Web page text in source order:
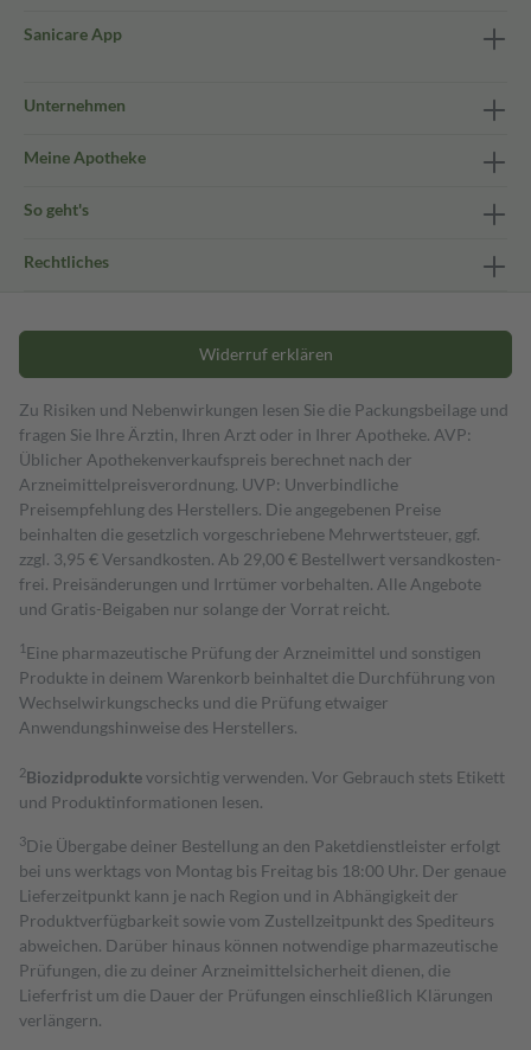
Sanicare App
Unternehmen
Meine Apotheke
So geht's
Rechtliches
Widerruf erklären
Zu Risiken und Nebenwirkungen lesen Sie die Packungsbeilage und
fragen Sie Ihre Ärztin, Ihren Arzt oder in Ihrer Apotheke. AVP:
Üblicher Apothekenverkaufspreis berechnet nach der
Arzneimittelpreisverordnung. UVP: Unverbindliche
Preisempfehlung des Herstellers. Die angegebenen Preise
beinhalten die gesetzlich vorgeschriebene Mehrwertsteuer, ggf.
zzgl. 3,95 € Versandkosten. Ab 29,00 € Bestell­wert versand­kosten­
frei. Preisänderungen und Irrtümer vorbehalten. Alle Angebote
und Gratis-Beigaben nur solange der Vorrat reicht.
1 Eine pharmazeutische Prüfung der Arzneimittel und sonstigen
Produkte in deinem Warenkorb beinhaltet die Durchführung von
Wechselwirkungschecks und die Prüfung etwaiger
Anwendungshinweise des Herstellers.
2Biozidproduktevorsichtig verwenden. Vor Gebrauch stets Etikett
und Produktinformationen lesen.
3Die Übergabe deiner Bestellung an den Paketdienstleister erfolgt
bei uns werktags von Montag bis Freitag bis 18:00 Uhr. Der genaue
Lieferzeitpunkt kann je nach Region und in Abhängigkeit der
Produktverfügbarkeit sowie vom Zustellzeitpunkt des Spediteurs
abweichen. Darüber hinaus können notwendige pharmazeutische
Prüfungen, die zu deiner Arzneimittelsicherheit dienen, die
Lieferfrist um die Dauer der Prüfungen einschließlich Klärungen
verlängern.